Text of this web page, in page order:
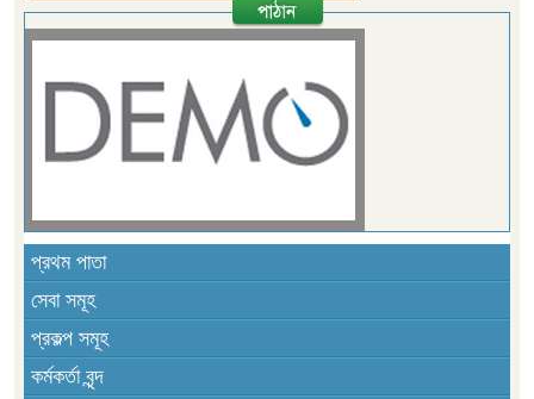
প্রথম পাতা
সেবা সমূহ
প্রকল্প সমূহ
কর্মকর্তা বৃন্দ